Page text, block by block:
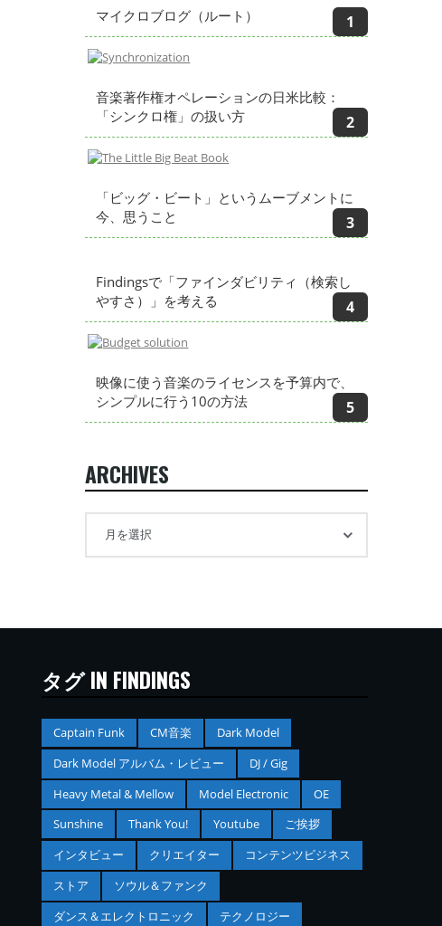
マイクロブログ（ルート）
音楽著作権オペレーションの日米比較：
「シンクロ権」の扱い方
「ビッグ・ビート」というムーブメントに
今、思うこと
Findingsで「ファインダビリティ（検索し
やすさ）」を考える
映像に使う音楽のライセンスを予算内で、
シンプルに行う10の方法
ARCHIVES
タグ IN FINDINGS
Captain Funk CM音楽
Dark Model
Dark Model アルバム・レビュー
DJ / Gig
Heavy Metal & Mellow
Model Electronic
OE
Sunshine
Thank You! Youtube
ご挨拶
インタビュー
クリエイター
コンテンツビジネス
ストア
ソウル＆ファンク
ダンス＆エレクトロニック
テクノロジー